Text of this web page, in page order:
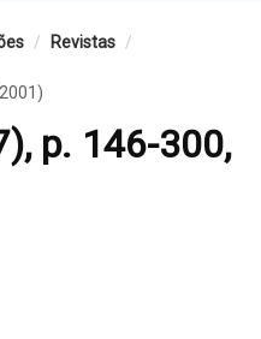
/ Revistas /
p. 146-300,